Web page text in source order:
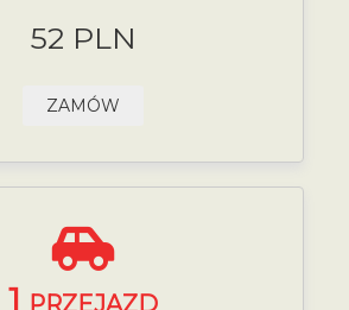
52 PLN
ZAMÓW
1 PRZEJAZD